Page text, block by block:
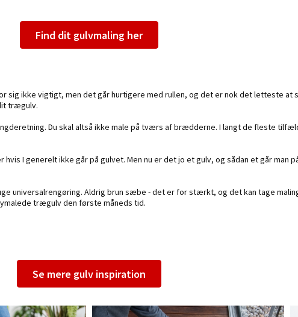
Find dit gulvmaling her
sig ikke vigtigt, men det går hurtigere med rullen, og det er nok det letteste at
trægulv.
Du skal altså ikke male på tværs af brædderne. I langt de fleste
I generelt ikke går på gulvet. Men nu er det jo et gulv, og sådan et går man
universalrengøring. Aldrig brun sæbe - det er for stærkt, og det kan tage
trægulv den første måneds tid.
Se mere gulv inspiration